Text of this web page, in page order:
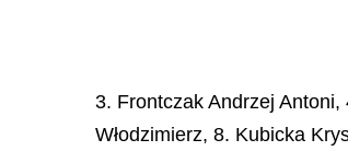
3. Frontczak Andrzej
Włodzimierz, 8. Kubicka